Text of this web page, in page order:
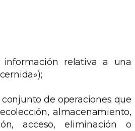
relativa a una
de operaciones que
almacenamiento,
acceso, eliminación o